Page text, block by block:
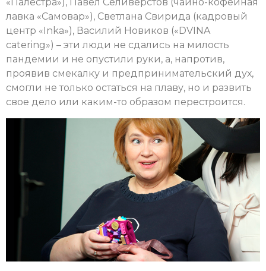
лавка «Самовар»), Светлана Свирида (кадровый
центр «Inka»), Василий Новиков («DVINA
catering») – эти люди не сдались на милость
пандемии и не опустили руки, а, напротив,
проявив смекалку и предпринимательский дух,
смогли не только остаться на плаву, но и развить
свое дело или каким-то образом перестроится.